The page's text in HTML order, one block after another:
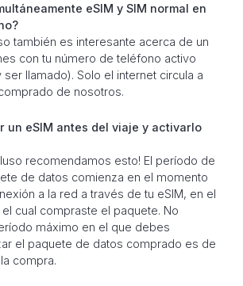
eSIM y SIM normal en
también es interesante acerca de un
con tu número de teléfono activo
ser llamado). Solo el internet circula a
de nosotros.
un eSIM antes del viaje y activarlo
recomendamos esto! El período de
de datos comienza en el momento
a la red a través de tu eSIM, en el
cual compraste el paquete. No
máximo en el que debes
el paquete de datos comprado es de
compra.